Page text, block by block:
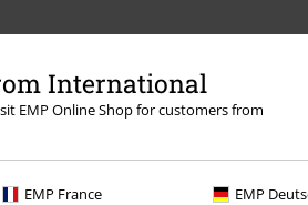
International
EMP Online Shop for customers from
EMP France EMP